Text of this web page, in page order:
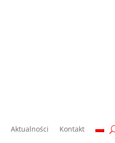
Aktualności Kontakt